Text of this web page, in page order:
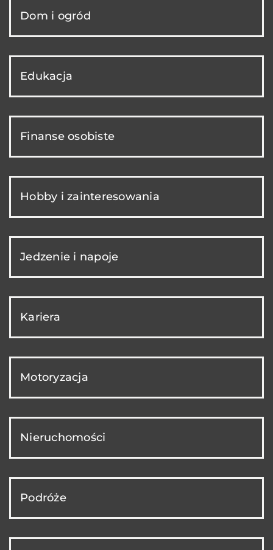
Dom i ogród
Edukacja
Finanse osobiste
Hobby i zainteresowania
Jedzenie i napoje
Kariera
Motoryzacja
Nieruchomości
Podróże